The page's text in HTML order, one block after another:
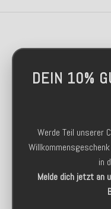
DEIN 10%
Werde Teil unserer
in
Melde dich jetzt an